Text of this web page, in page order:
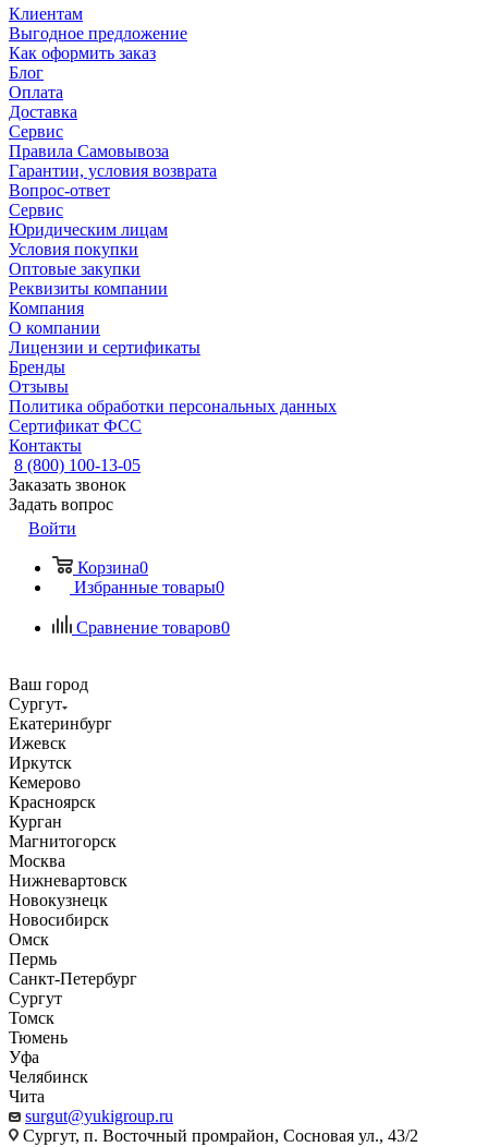
Клиентам
Выгодное предложение
Как оформить заказ
Блог
Оплата
Доставка
Сервис
Правила Самовывоза
Гарантии, условия возврата
Вопрос-ответ
Сервис
Юридическим лицам
Условия покупки
Оптовые закупки
Реквизиты компании
Компания
О компании
Лицензии и сертификаты
Бренды
Отзывы
Политика обработки персональных данных
Сертификат ФСС
Контакты
8 (800) 100-13-05
Заказать звонок
Задать вопрос
Войти
Корзина0
Избранные товары0
Сравнение товаров0
Ваш город
Сургут
Екатеринбург
Ижевск
Иркутск
Кемерово
Красноярск
Курган
Магнитогорск
Москва
Нижневартовск
Новокузнецк
Новосибирск
Омск
Пермь
Санкт-Петербург
Сургут
Томск
Тюмень
Уфа
Челябинск
Чита
surgut@yukigroup.ru
Сургут, п. Восточный промрайон, Сосновая ул., 43/2